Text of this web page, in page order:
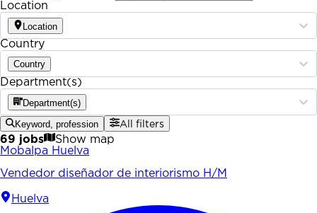
Location
Location
Country
Country
Department(s)
Department(s)
Keyword, profession All filters
69 jobs
Show map
Mobalpa Huelva
Vendedor diseñador de interiorismo H/M
Huelva